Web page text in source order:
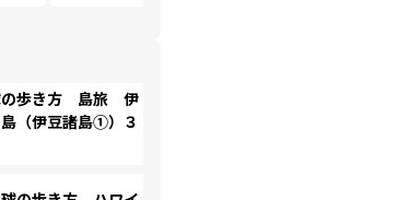
歩き方 島旅 伊
（伊豆諸島①）３